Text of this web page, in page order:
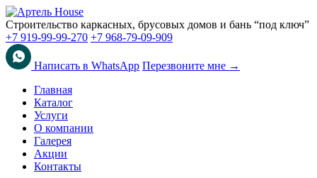
Строительство каркасных, брусовых домов и бань “под ключ”
+7 919-99-99-270 +7 968-79-09-909
Написать в WhatsApp Перезвоните мне →
Главная
Каталог
Услуги
О компании
Галерея
Акции
Контакты